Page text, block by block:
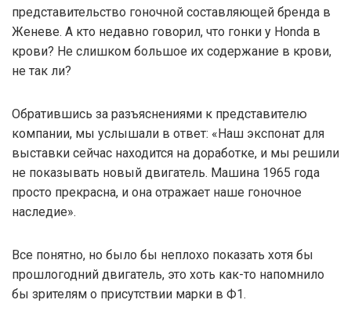
представительство гоночной составляющей бренда в
Женеве. А кто недавно говорил, что гонки у Honda в
крови? Не слишком большое их содержание в крови,
не так ли?
Обратившись за разъяснениями к представителю
компании, мы услышали в ответ: «Наш экспонат для
выставки сейчас находится на доработке, и мы решили
не показывать новый двигатель. Машина 1965 года
просто прекрасна, и она отражает наше гоночное
наследие».
Все понятно, но было бы неплохо показать хотя бы
прошлогодний двигатель, это хоть как-то напомнило
бы зрителям о присутствии марки в Ф1.